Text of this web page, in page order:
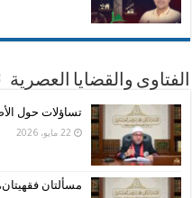
الفتاوى والقضايا العصرية
تساؤلات حول
22 مايو، 2026
مسألتان